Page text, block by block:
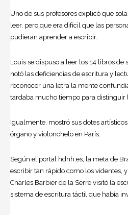
Uno de sus profesores explicó que
leer, pero que era difícil que las
pudieran aprender a escribir.
Louis se dispuso a leer los 14 libros
notó las deficiencias de escritura y
reconocer una letra la mente
tardaba mucho tiempo para distinguir
Igualmente, mostró sus dotes
órgano y violonchelo en París.
Según el portal hdnh.es, la meta de
escribir tan rápido como los videntes,
Charles Barbier de la Serre visitó la
sistema de escritura táctil que había